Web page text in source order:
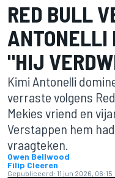
RED BULL
ANTONELLI
"HIJ
Kimi Antonelli
verraste volgens
Mekies vriend en
Verstappen hem
vraagteken.
Owen Bellwood
Filip Cleeren
Gepubliceerd: 11 jun 2026, 06:15